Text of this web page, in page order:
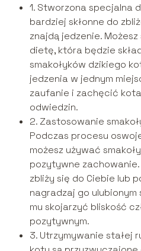
1. Stworzona specjalna
bardziej skłonne do
znajdą jedzenie.
dietę, która będzie
smakołyków dzikiego
jedzenia w jednym
zaufanie i zachęcić
odwiedzin.
2. Zastosowanie
Podczas procesu
możesz używać
pozytywne zachowanie.
zbliży się do Ciebie lub
nagradzaj go ulubionym
mu skojarzyć bliskość
pozytywnym.
3. Utrzymywanie stałej